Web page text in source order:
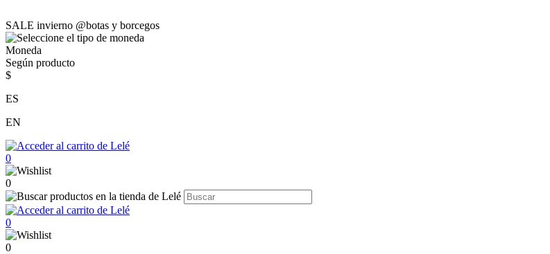
SALE invierno @botas y borcegos
Moneda
Según producto
$
ES
EN
0
0
0
0